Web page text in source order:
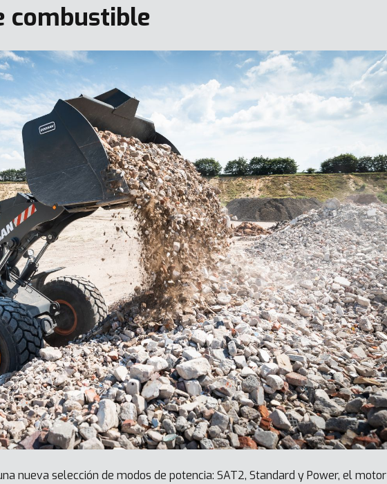
combustible
nueva selección de modos de potencia: SAT2, Standard y Power, el motor